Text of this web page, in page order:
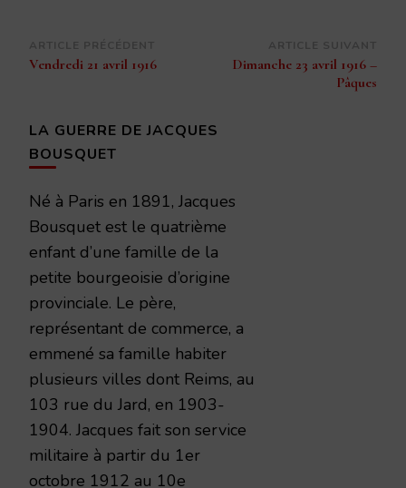
Navigation
d’article
Vendredi 21 avril 1916
Dimanche 23 avril 1916 –
Pâques
LA GUERRE DE JACQUES
BOUSQUET
Né à Paris en 1891, Jacques
Bousquet est le quatrième
enfant d’une famille de la
petite bourgeoisie d’origine
provinciale. Le père,
représentant de commerce, a
emmené sa famille habiter
plusieurs villes dont Reims, au
103 rue du Jard, en 1903-
1904. Jacques fait son service
militaire à partir du 1er
octobre 1912 au 10e